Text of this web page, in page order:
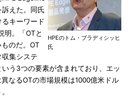
HPEのトム・ブラディシッヒ
氏
えた。同氏
キーワード
明。「OTと
のだ。OT
集システ
う3つの要素が含まれており、エッ
なるOTの市場規模は1000億米ドル